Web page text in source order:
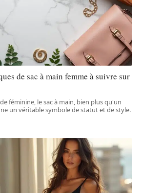
de sac à main femme à suivre sur
féminine, le sac à main, bien plus qu'un
un véritable symbole de statut et de style.